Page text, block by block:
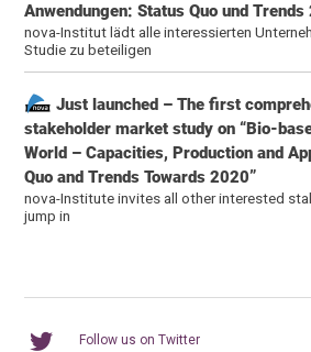
Anwendungen: Status Quo und Trends
nova-Institut lädt alle interessierten
Studie zu beteiligen
Just launched – The first
stakeholder market study on “Bio-
World – Capacities, Production and
Quo and Trends Towards 2020”
nova-Institute invites all other interested
jump in
Follow us on Twitter